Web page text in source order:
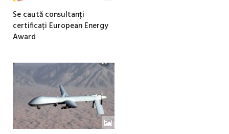
Se caută consultanți
certificați European Energy
Award